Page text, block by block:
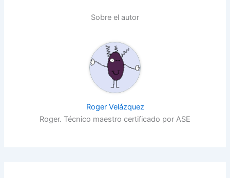
Sobre el autor
Roger Velázquez
Roger. Técnico maestro certificado por ASE